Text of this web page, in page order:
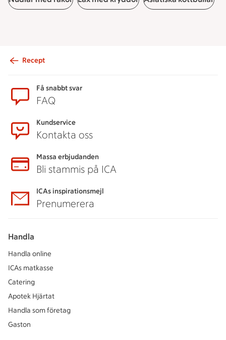
Recept
Få snabbt svar
FAQ
Kundservice
Kontakta oss
Massa erbjudanden
Bli stammis på ICA
ICAs inspirationsmejl
Prenumerera
Handla
Handla online
ICAs matkasse
Catering
Apotek Hjärtat
Handla som företag
Gaston